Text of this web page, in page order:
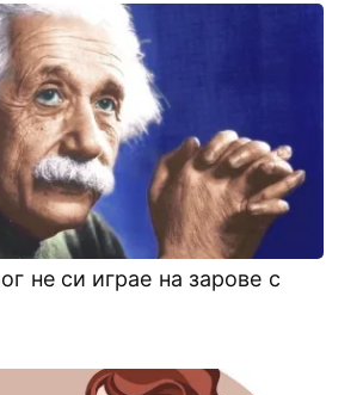
не си играе на зарове с